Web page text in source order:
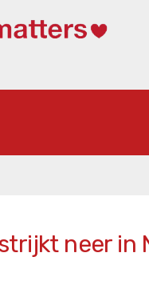
neer in